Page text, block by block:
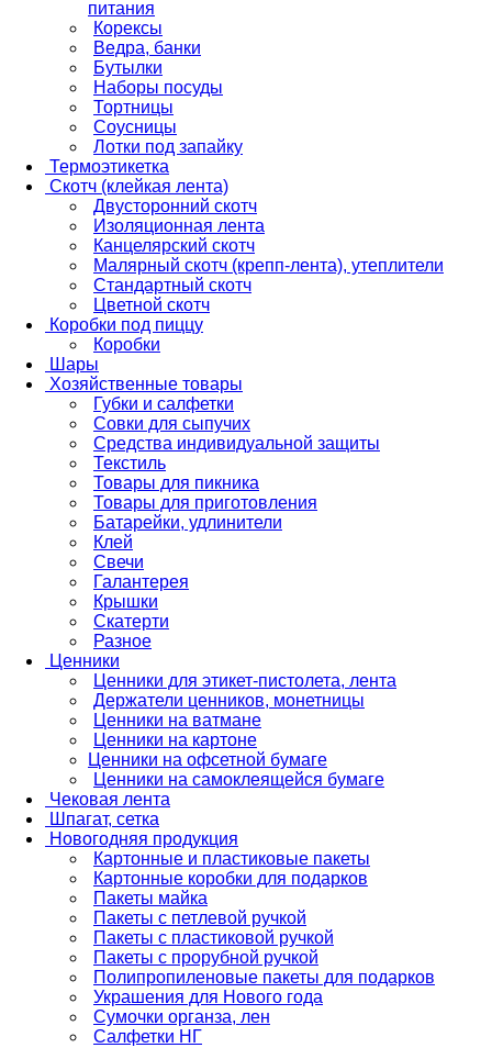
питания
Корексы
Ведра, банки
Бутылки
Наборы посуды
Тортницы
Соусницы
Лотки под запайку
Термоэтикетка
Скотч (клейкая лента)
Двусторонний скотч
Изоляционная лента
Канцелярский скотч
Малярный скотч (крепп-лента), утеплители
Стандартный скотч
Цветной скотч
Коробки под пиццу
Коробки
Шары
Хозяйственные товары
Губки и салфетки
Совки для сыпучих
Средства индивидуальной защиты
Текстиль
Товары для пикника
Товары для приготовления
Батарейки, удлинители
Клей
Свечи
Галантерея
Крышки
Скатерти
Разное
Ценники
Ценники для этикет-пистолета, лента
Держатели ценников, монетницы
Ценники на ватмане
Ценники на картоне
Ценники на офсетной бумаге
Ценники на самоклеящейся бумаге
Чековая лента
Шпагат, сетка
Новогодняя продукция
Картонные и пластиковые пакеты
Картонные коробки для подарков
Пакеты майка
Пакеты с петлевой ручкой
Пакеты с пластиковой ручкой
Пакеты с прорубной ручкой
Полипропиленовые пакеты для подарков
Украшения для Нового года
Сумочки органза, лен
Салфетки НГ